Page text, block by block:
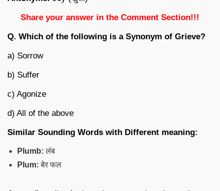
Share your answer in the Comment Section!!!
Q. Which of the following is a Synonym of Grieve?
a) Sorrow
b) Suffer
c) Agonize
d) All of the above
Similar Sounding Words with Different meaning:
Plumb: लंब
Plum: बेर फल